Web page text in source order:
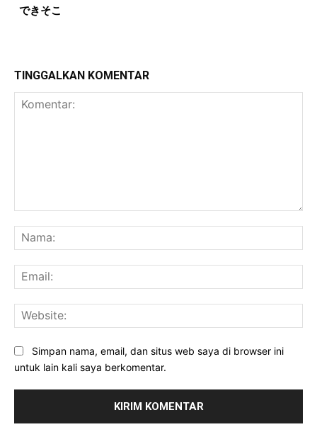
できそこ
TINGGALKAN KOMENTAR
Simpan nama, email, dan situs web saya di browser ini
untuk lain kali saya berkomentar.